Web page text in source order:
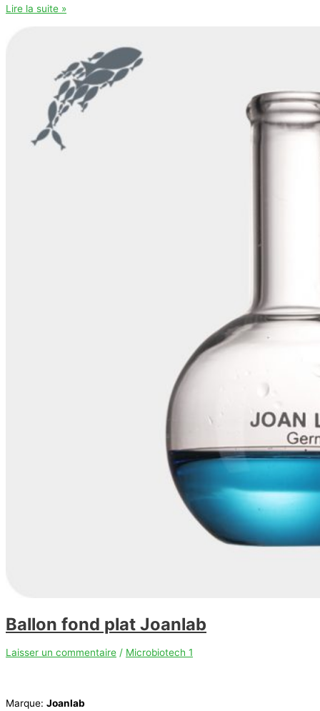
Ballon
Lire la suite »
Ballon fond plat Joanlab
Laisser un commentaire / Microbiotech 1
Marque: Joanlab